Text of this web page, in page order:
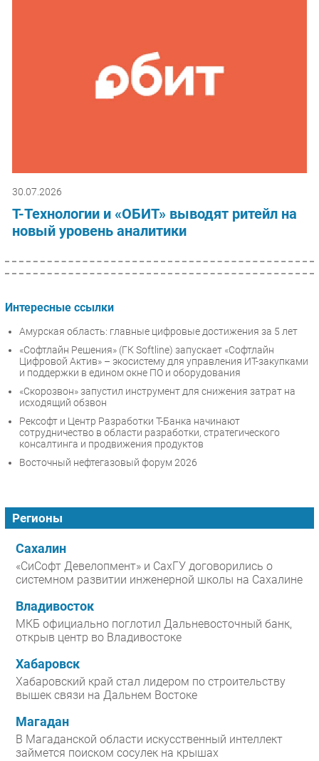
30.07.2026
Т-Технологии и «ОБИТ» выводят ритейл на
новый уровень аналитики
Интересные ссылки
Амурская область: главные цифровые достижения за 5 лет
«Софтлайн Решения» (ГК Softline) запускает «Софтлайн
Цифровой Актив» – экосистему для управления ИТ-закупками
и поддержки в едином окне ПО и оборудования
«Скорозвон» запустил инструмент для снижения затрат на
исходящий обзвон
Рексофт и Центр Разработки Т-Банка начинают
сотрудничество в области разработки, стратегического
консалтинга и продвижения продуктов
Восточный нефтегазовый форум 2026
Регионы
Сахалин
«СиСофт Девелопмент» и СахГУ договорились о
системном развитии инженерной школы на Сахалине
Владивосток
МКБ официально поглотил Дальневосточный банк,
открыв центр во Владивостоке
Хабаровск
Хабаровский край стал лидером по строительству
вышек связи на Дальнем Востоке
Магадан
В Магаданской области искусственный интеллект
займется поиском сосулек на крышах